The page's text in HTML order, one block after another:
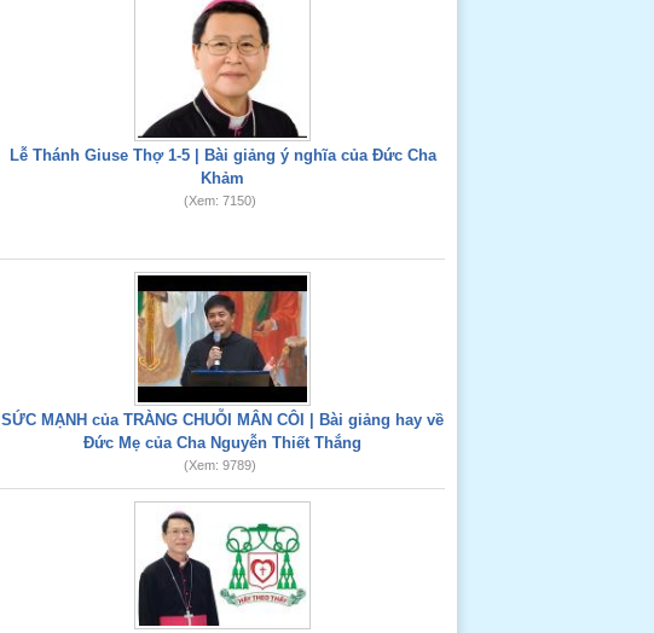
Lễ Thánh Giuse Thợ 1-5 | Bài giảng ý nghĩa của Đức Cha
Khảm
(Xem: 7150)
SỨC MẠNH của TRÀNG CHUỖI MÂN CÔI | Bài giảng hay về
Đức Mẹ của Cha Nguyễn Thiết Thắng
(Xem: 9789)